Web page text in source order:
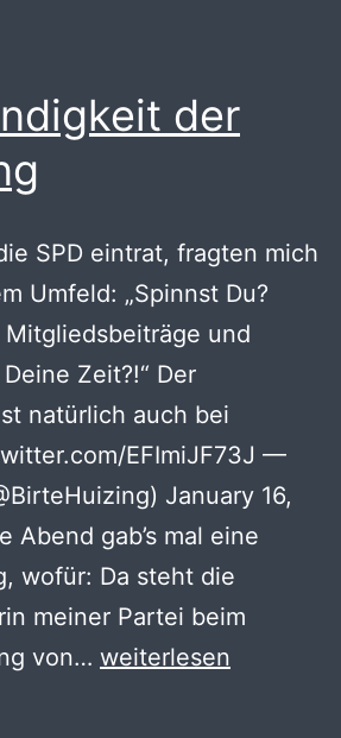
der
SPD eintrat, fragten mich
Umfeld: „Spinnst Du?
Mitgliedsbeiträge und
Zeit?!“ Der
natürlich auch bei
EFImiJF73J —
January 16,
Abend gab’s mal eine
wofür: Da steht die
meiner Partei beim
von… Geschwindigkeit
weiterlesen